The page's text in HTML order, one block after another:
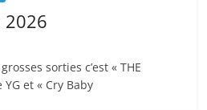
sorties c’est « THE
YG et « Cry Baby